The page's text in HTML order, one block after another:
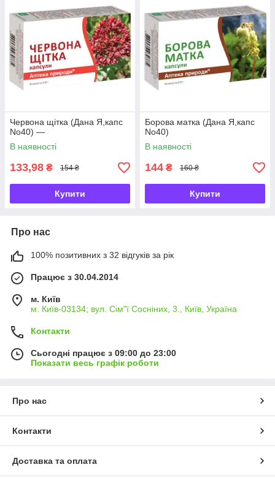
Червона щітка (Дана Я,капс
No40) —
В наявності
133,98 ₴ 154 ₴
Купити
Борова матка (Дана Я,капс
No40)
В наявності
144 ₴ 160 ₴
Купити
Про нас
100% позитивних з 32 відгуків за рік
Працює з 30.04.2014
м. Київ
м. Київ-03134; вул. Сім"ї Сосніних, 3., Київ, Україна
Контакти
Сьогодні працює з 09:00 до 23:00
Показати весь графік роботи
Про нас
Контакти
Доставка та оплата